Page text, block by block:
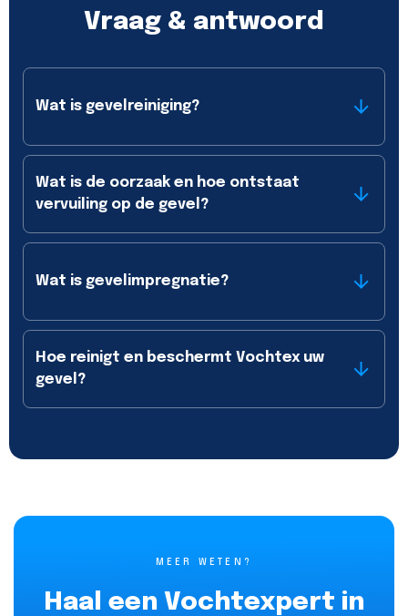
Vraag & antwoord
Wat is gevelreiniging?
Wat is de oorzaak en hoe ontstaat
vervuiling op de gevel?
Wat is gevelimpregnatie?
Hoe reinigt en beschermt Vochtex uw
gevel?
MEER WETEN?
Haal een Vochtexpert in